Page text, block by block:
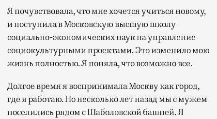
Я почувствовала, что мне хочется учиться новому,
и поступила в Московскую высшую школу
социально-экономических наук на управление
социокультурными проектами. Это изменило мою
жизнь полностью. Я поняла, что возможно все.
Долгое время я воспринимала Москву как город,
где я работаю. Но несколько лет назад мы с мужем
поселились рядом с Шаболовской башней. Я